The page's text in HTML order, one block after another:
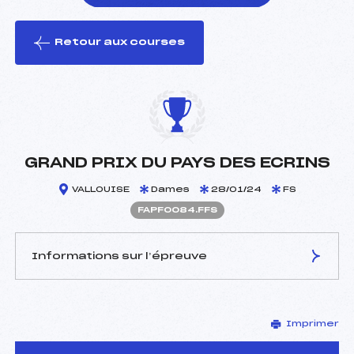
le ski
Retour aux courses
GRAND PRIX DU PAYS DES ECRINS
VALLOUISE Dames 28/01/24 FS
FAPF0084.FFS
Informations sur l’épreuve
SURMELY FLORIAN (AP)
D.T Adjoint :
SMETS LOUIS (AP)
Imprimer